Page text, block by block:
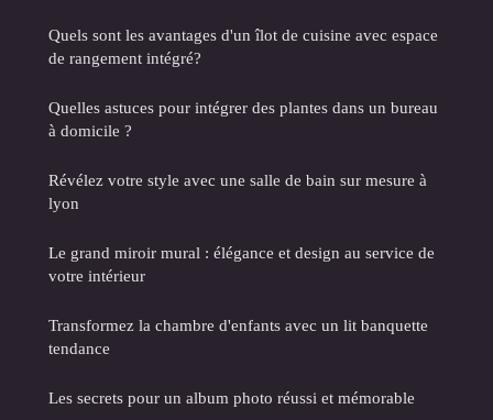
Quels sont les avantages d'un îlot de cuisine avec espace
de rangement intégré?
Quelles astuces pour intégrer des plantes dans un bureau
à domicile ?
Révélez votre style avec une salle de bain sur mesure à
lyon
Le grand miroir mural : élégance et design au service de
votre intérieur
Transformez la chambre d'enfants avec un lit banquette
tendance
Les secrets pour un album photo réussi et mémorable